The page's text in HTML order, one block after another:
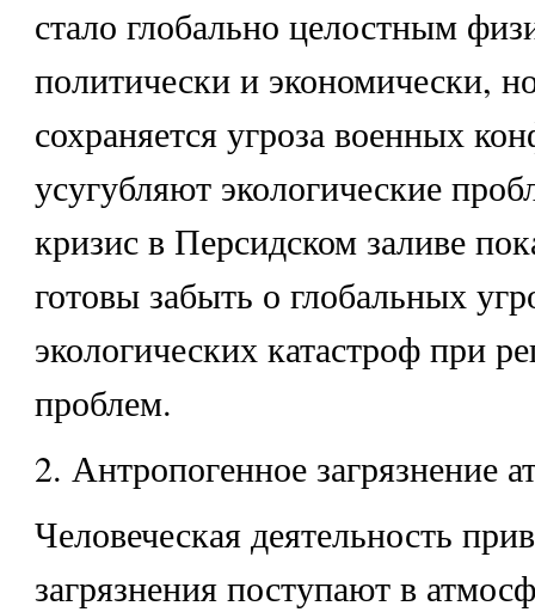
стало глобально целостным
политически и экономически,
сохраняется угроза военных
усугубляют экологические
кризис в Персидском заливе
готовы забыть о глобальных
экологических катастроф при
проблем.
2. Антропогенное загрязнение
Человеческая деятельность
загрязнения поступают в